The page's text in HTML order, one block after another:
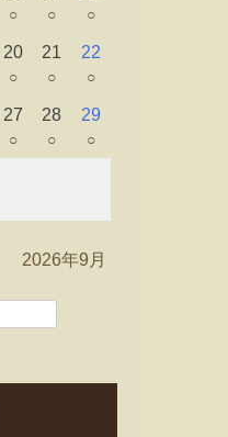
○ ○ ○
20
○
21
○
22
○
27
○
28
○
29
○
2026年9月